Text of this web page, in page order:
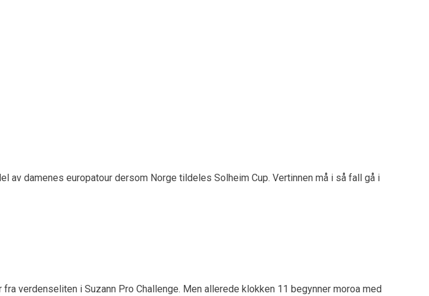
damenes europatour dersom Norge tildeles Solheim Cup. Vertinnen må i så fall gå i
verdenseliten i Suzann Pro Challenge. Men allerede klokken 11 begynner moroa med